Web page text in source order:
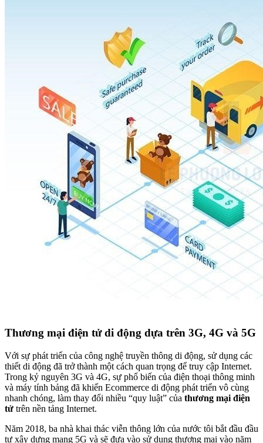
Thương mại điện tử di động dựa trên 3G, 4G và 5G
Với sự phát triển của công nghệ truyền thông di động, sử dụng các
thiết di động đã trở thành một cách quan trọng để truy cập Internet.
Trong kỷ nguyên 3G và 4G, sự phổ biến của điện thoại thông minh
và máy tính bảng đã khiến Ecommerce di động phát triển vô cùng
nhanh chóng, làm thay đổi nhiều “quy luật” của thương mại điện
tử trên nền tảng Internet.
Năm 2018, ba nhà khai thác viễn thông lớn của nước tôi bắt đầu đầu
tư xây dựng mạng 5G và sẽ đưa vào sử dụng thương mại vào năm